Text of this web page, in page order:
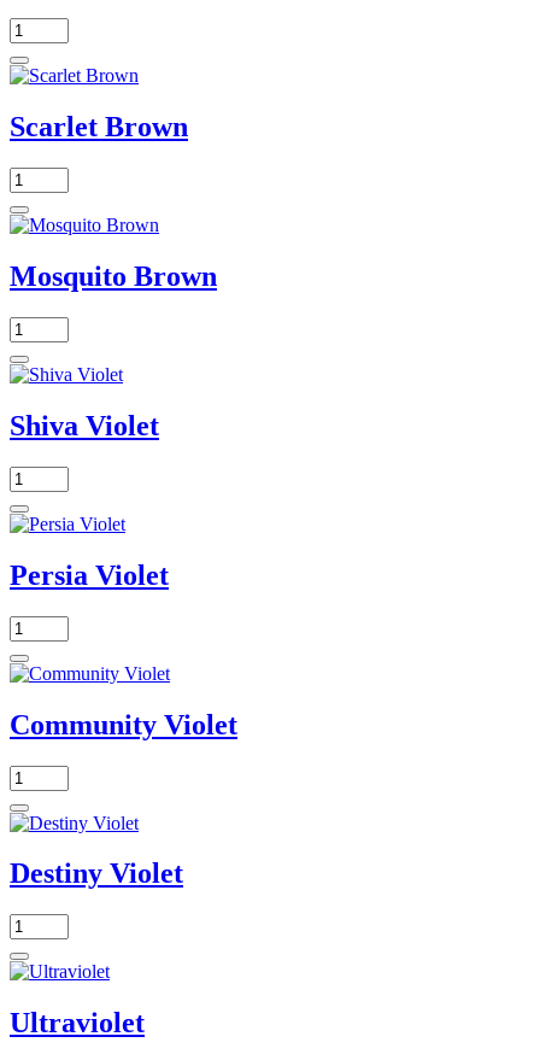
Scarlet Brown
Mosquito Brown
Shiva Violet
Persia Violet
Community Violet
Destiny Violet
Ultraviolet